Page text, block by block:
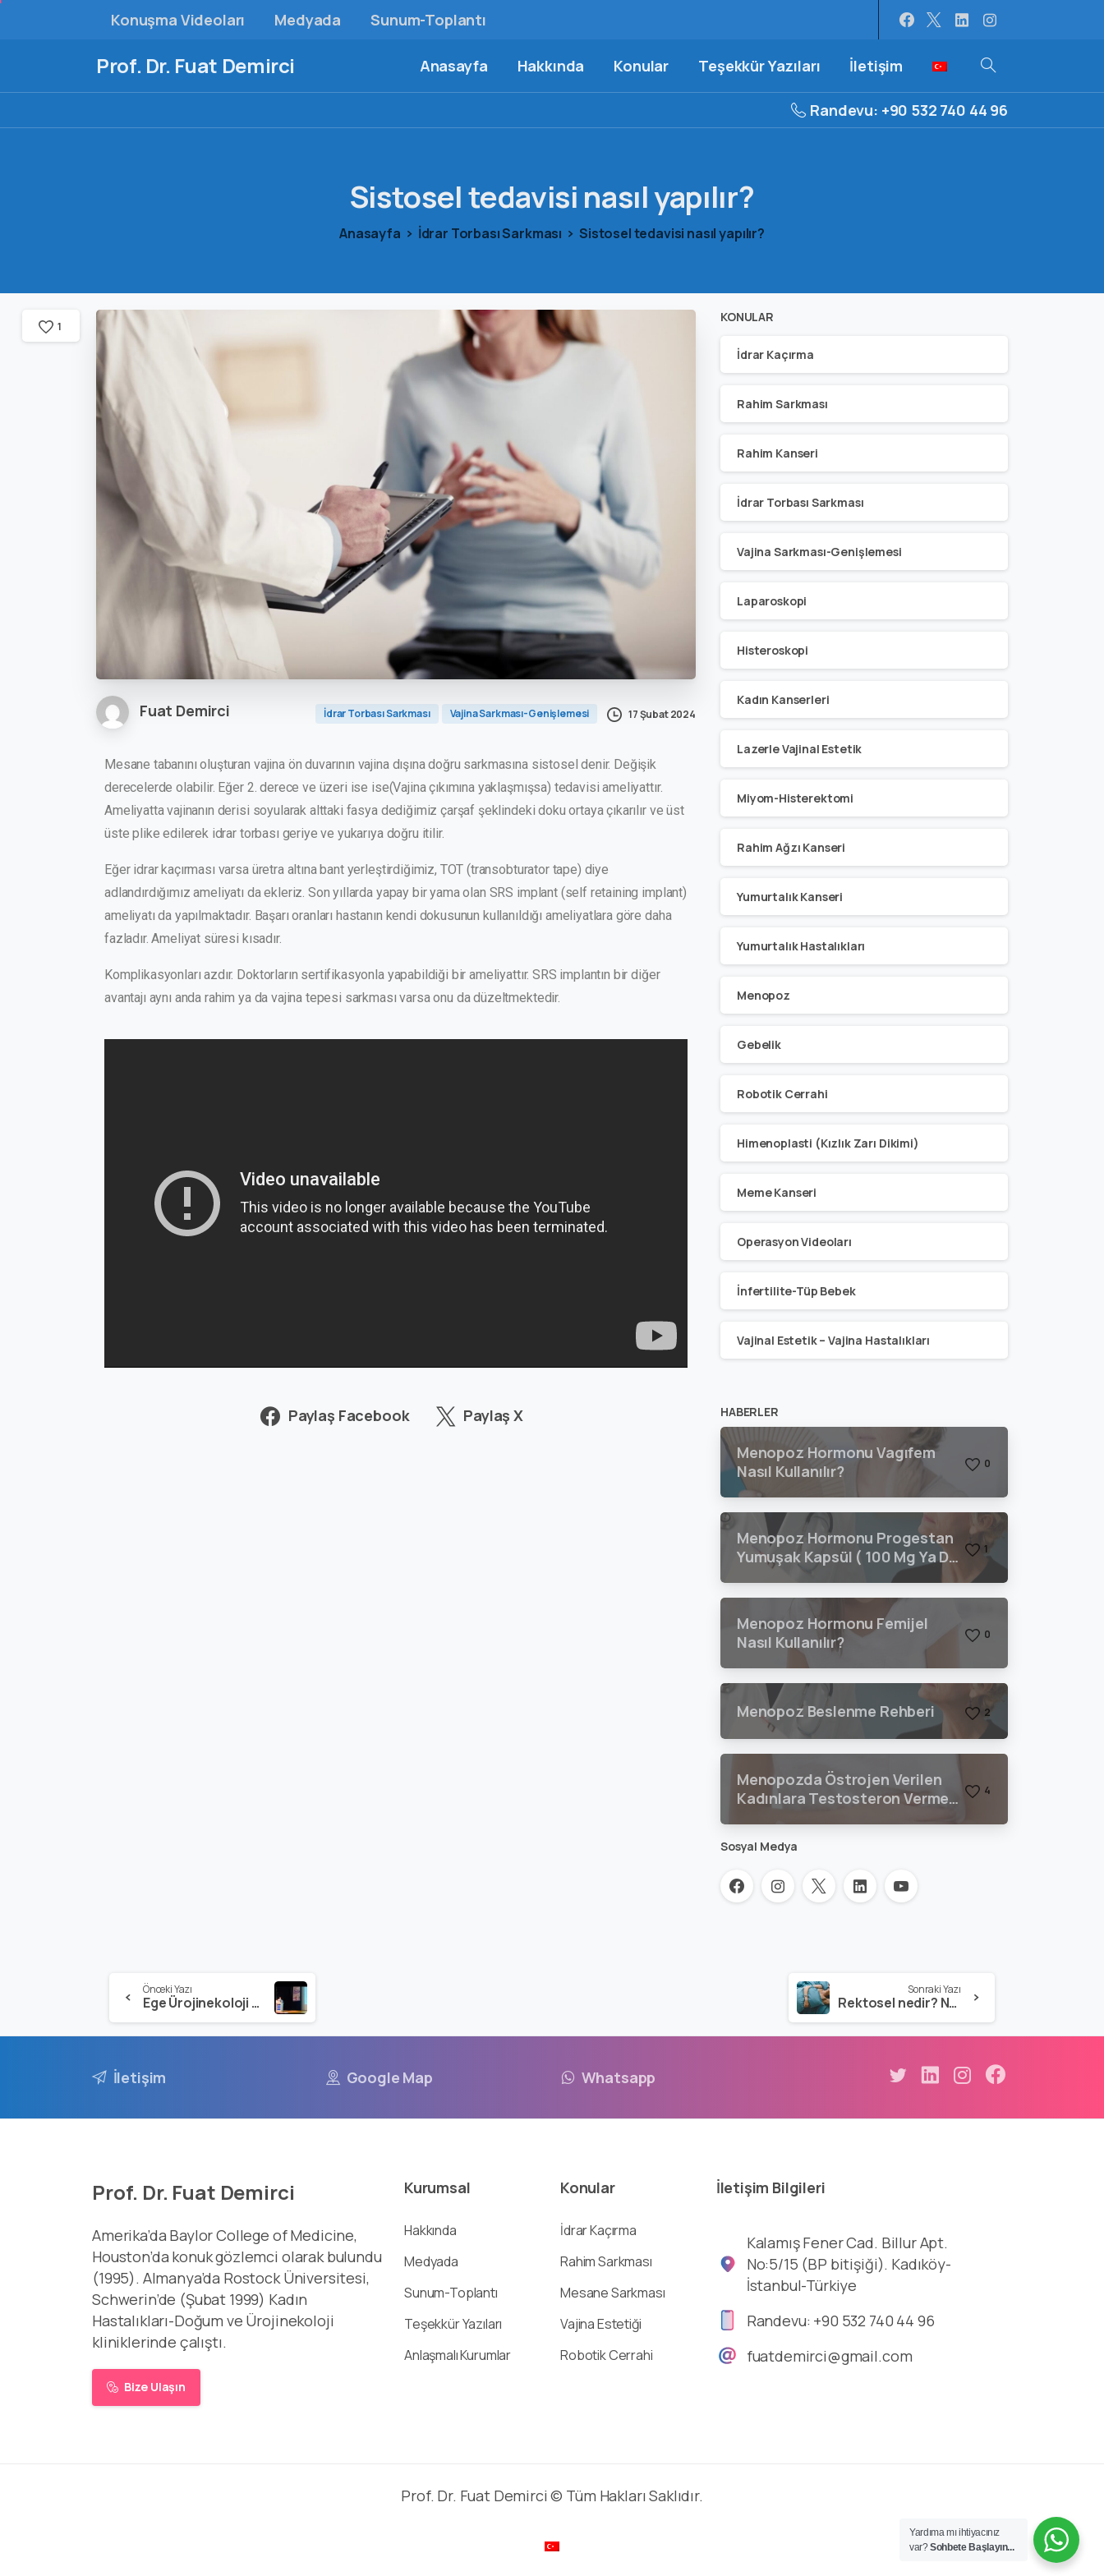
Konuşma Videoları Medyada Sunum-Toplantı
Prof. Dr. Fuat Demirci Anasayfa Hakkında Konular Teşekkür Yazıları İletişim
Randevu: +90 532 740 44 96
Sistoseltedavisi nasılyapılır?
Anasayfa İdrar Torbası Sarkması Sistosel tedavisi nasıl yapılır?
Fuat Demirci İdrar Torbası Sarkması Vajina Sarkması-Genişlemesi 17 Şubat 2024
Mesane tabanını oluşturan vajina ön duvarının vajina dışına doğru sarkmasına sistosel denir. Değişik
derecelerde olabilir. Eğer 2. derece ve üzeri ise ise(Vajina çıkımına yaklaşmışsa) tedavisi ameliyattır.
Ameliyatta vajinanın derisi soyularak alttaki fasya dediğimiz çarşaf şeklindeki doku ortaya çıkarılır ve üst
üste plike edilerek idrar torbası geriye ve yukarıya doğru itilir.
Eğer idrar kaçırması varsa üretra altına bant yerleştirdiğimiz, TOT (transobturator tape) diye
adlandırdığımız ameliyatı da ekleriz. Son yıllarda yapay bir yama olan SRS implant (self retaining implant)
ameliyatı da yapılmaktadır. Başarı oranları hastanın kendi dokusunun kullanıldığı ameliyatlara göre daha
fazladır. Ameliyat süresi kısadır.
Komplikasyonları azdır. Doktorların sertifikasyonla yapabildiği bir ameliyattır. SRS implantın bir diğer
avantajı aynı anda rahim ya da vajina tepesi sarkması varsa onu da düzeltmektedir.
1
Paylaş Facebook Paylaş X
KONULAR
İdrar Kaçırma
Rahim Sarkması
Rahim Kanseri
İdrar Torbası Sarkması
Vajina Sarkması-Genişlemesi
Laparoskopi
Histeroskopi
Kadın Kanserleri
Lazerle Vajinal Estetik
Miyom-Histerektomi
Rahim Ağzı Kanseri
Yumurtalık Kanseri
Yumurtalık Hastalıkları
Menopoz
Gebelik
Robotik Cerrahi
Himenoplasti (Kızlık Zarı Dikimi)
Meme Kanseri
Operasyon Videoları
İnfertilite-Tüp Bebek
Vajinal Estetik – Vajina Hastalıkları
HABERLER
Menopoz Hormonu Vagıfem
Nasıl Kullanılır?
0
Menopoz Hormonu Progestan
Yumuşak Kapsül ( 100 Mg Ya Da
200 Mg) Nasıl Kullanılır?
1
Menopoz Hormonu Femijel
Nasıl Kullanılır?
0
Menopoz Beslenme Rehberi 2
Menopozda Östrojen Verilen
Kadınlara Testosteron Vermeli
4
Sosyal Medya
Önceki Yazı
Ege Ürojinekoloji Workshopu
Sonraki Yazı
Rektosel nedir? Nasıl tedavi edilir?
İletişim Google Map Whatsapp
Prof. Dr. Fuat Demirci
Amerika’da Baylor College of Medicine,
Houston’da konuk gözlemci olarak bulundu
(1995). Almanya’da Rostock Üniversitesi,
Schwerin’de (Şubat 1999) Kadın
Hastalıkları-Doğum ve Ürojinekoloji
kliniklerinde çalıştı.
Bize Ulaşın
Kurumsal
Hakkında
Medyada
Sunum-Toplantı
Teşekkür Yazıları
Anlaşmalı Kurumlar
Konular
İdrar Kaçırma
Rahim Sarkması
Mesane Sarkması
Vajina Estetiği
Robotik Cerrahi
İletişim Bilgileri
Kalamış Fener Cad. Billur Apt.
No:5/15 (BP bitişiği). Kadıköy-
İstanbul-Türkiye
Randevu: +90 532 740 44 96
fuatdemirci@gmail.com
Prof. Dr. Fuat Demirci © Tüm Hakları Saklıdır.
Yardıma mı ihtiyacınız
var?Sohbete Başlayın...